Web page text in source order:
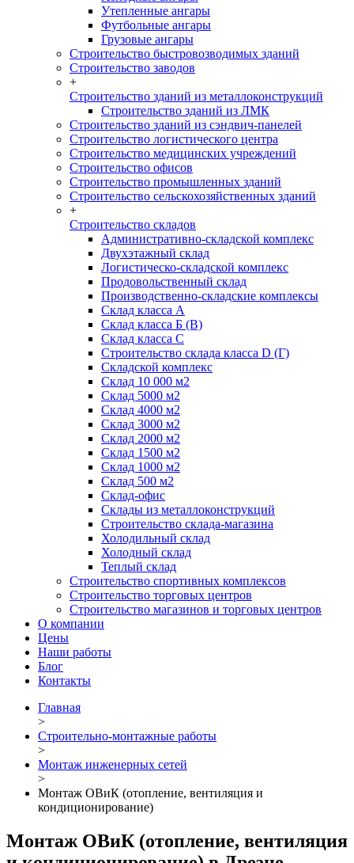
Утепленные ангары
Футбольные ангары
Грузовые ангары
Строительство быстровозводимых зданий
Строительство заводов
+
Строительство зданий из металлоконструкций
Строительство зданий из ЛМК
Строительство зданий из сэндвич-панелей
Строительство логистического центра
Строительство медицинских учреждений
Строительство офисов
Строительство промышленных зданий
Строительство сельскохозяйственных зданий
+
Строительство складов
Административно-складской комплекс
Двухэтажный склад
Логистическо-складской комплекс
Продовольственный склад
Производственно-складские комплексы
Склад класса А
Склад класса Б (B)
Склад класса С
Строительство склада класса D (Г)
Складской комплекс
Склад 10 000 м2
Склад 5000 м2
Склад 4000 м2
Склад 3000 м2
Склад 2000 м2
Склад 1500 м2
Склад 1000 м2
Склад 500 м2
Склад-офис
Склады из металлоконструкций
Строительство склада-магазина
Холодильный склад
Холодный склад
Теплый склад
Строительство спортивных комплексов
Строительство торговых центров
Строительство магазинов и торговых центров
О компании
Цены
Наши работы
Блог
Контакты
Главная
>
Строительно-монтажные работы
>
Монтаж инженерных сетей
>
Монтаж ОВиК (отопление, вентиляция и
кондиционирование)
Монтаж ОВиК (отопление, вентиляция